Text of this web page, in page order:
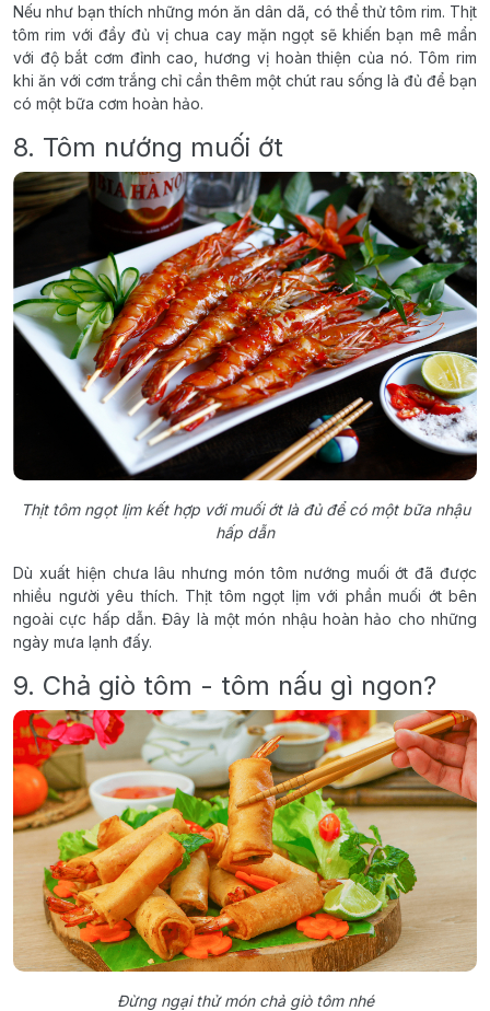
Nếu như bạn thích những món ăn dân dã, có thể thử tôm rim. Thịt
tôm rim với đầy đủ vị chua cay mặn ngọt sẽ khiến bạn mê mẩn
với độ bắt cơm đỉnh cao, hương vị hoàn thiện của nó. Tôm rim
khi ăn với cơm trắng chỉ cần thêm một chút rau sống là đủ để bạn
có một bữa cơm hoàn hảo.
8. Tôm nướng muối ớt
Thịt tôm ngọt lịm kết hợp với muối ớt là đủ để có một bữa nhậu
hấp dẫn
Dù xuất hiện chưa lâu nhưng món tôm nướng muối ớt đã được
nhiều người yêu thích. Thịt tôm ngọt lịm với phần muối ớt bên
ngoài cực hấp dẫn. Đây là một món nhậu hoàn hảo cho những
ngày mưa lạnh đấy.
9. Chả giò tôm - tôm nấu gì ngon?
Đừng ngại thử món chả giò tôm nhé